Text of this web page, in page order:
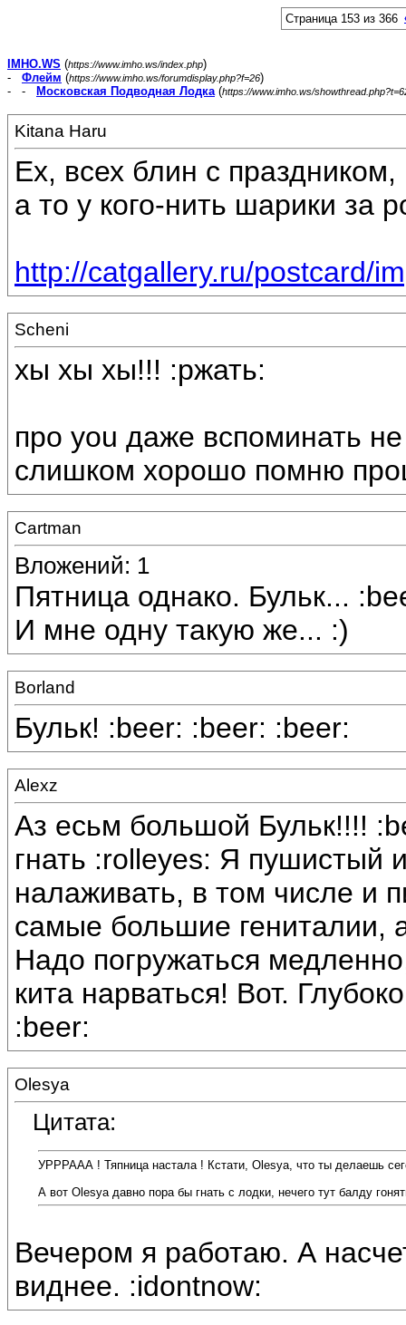
Страница 153 из 366
IMHO.WS (https://www.imho.ws/index.php)
- Флейм (https://www.imho.ws/forumdisplay.php?f=26)
- -
Московская Подводная Лодка(https://www.imho.ws/
Kitana Haru
Ех, всех блин с
а то у кого-нить шарики за
http://catgallery.ru/postcard/
Scheni
хы хы хы!!! :ржать:
про you даже вспоминать
слишком хорошо помню
Cartman
Вложений: 1
Пятница однако. Бульк...
И мне одну такую же... :)
Borland
Бульк! :beer: :beer: :beer:
Alexz
Аз есьм большой Бульк!!!!
гнать :rolleyes: Я пушистый
налаживать, в том числе и
самые большие гениталии,
Надо погружаться
кита нарваться! Вот.
:beer:
Olesya
Цитата:
УРРРААА ! Тяпница настала ! Кстати, Olesya, что ты делаешь
А вот Olesya давно пора бы гнать с лодки, нечего тут балду
Вечером я работаю. А
виднее. :idontnow: